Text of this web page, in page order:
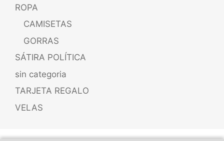
ROPA
CAMISETAS
GORRAS
SÁTIRA POLÍTICA
sin categoria
TARJETA REGALO
VELAS